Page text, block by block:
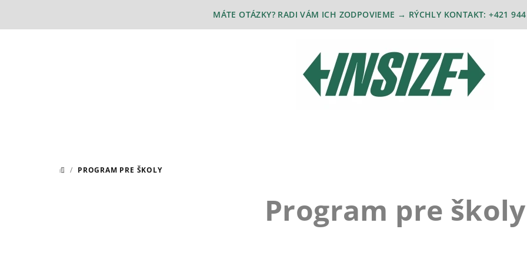
MÁTE OTÁZKY? RADI VÁM ICH ZODPOVIEME → RÝCHLY KONTAKT: +421
DOMOV
/ PROGRAM PRE ŠKOLY
Program pre školy